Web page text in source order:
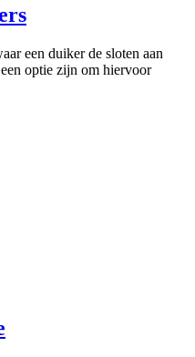
een duiker de sloten aan
optie zijn om hiervoor